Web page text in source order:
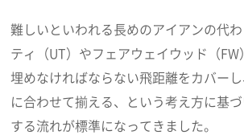
難しいといわれる長めのアイアンの代
ティ（UT）やフェアウェイウッド（
埋めなければならない飛距離をカバー
に合わせて揃える、という考え方に基
する流れが標準になってきました。